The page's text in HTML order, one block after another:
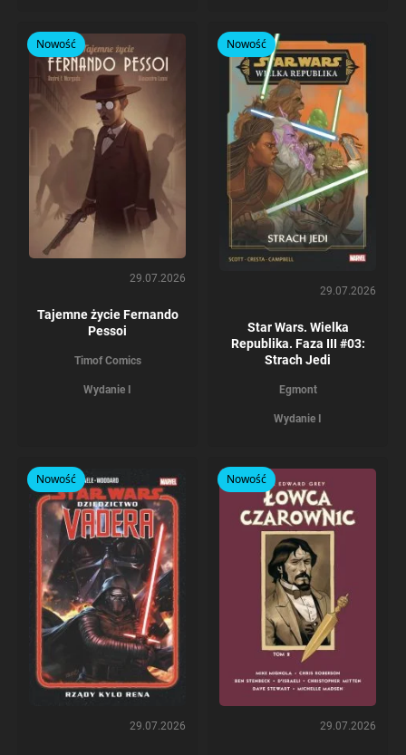
Nowość
29.07.2026
Tajemne życie Fernando
Pessoi
Timof Comics
Wydanie I
Nowość
29.07.2026
Star Wars. Wielka
Republika. Faza III #03:
Strach Jedi
Egmont
Wydanie I
Nowość
29.07.2026
Nowość
29.07.2026